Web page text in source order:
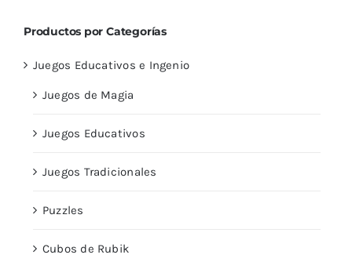
Productos por Categorías
Juegos Educativos e Ingenio
Juegos de Magia
Juegos Educativos
Juegos Tradicionales
Puzzles
Cubos de Rubik